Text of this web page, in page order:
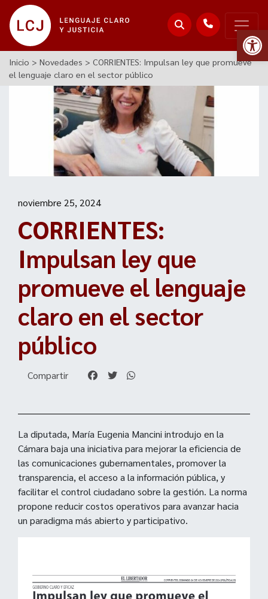
Inicio > Novedades > CORRIENTES: Impulsan ley que promueve
el lenguaje claro en el sector público
noviembre 25, 2024
CORRIENTES:
Impulsan ley que
promueve el lenguaje
claro en el sector
público
Compartir
La diputada, María Eugenia Mancini introdujo en la
Cámara baja una iniciativa para mejorar la eficiencia de
las comunicaciones gubernamentales, promover la
transparencia, el acceso a la información pública, y
facilitar el control ciudadano sobre la gestión. La norma
propone reducir costos operativos para avanzar hacia
un paradigma más abierto y participativo.